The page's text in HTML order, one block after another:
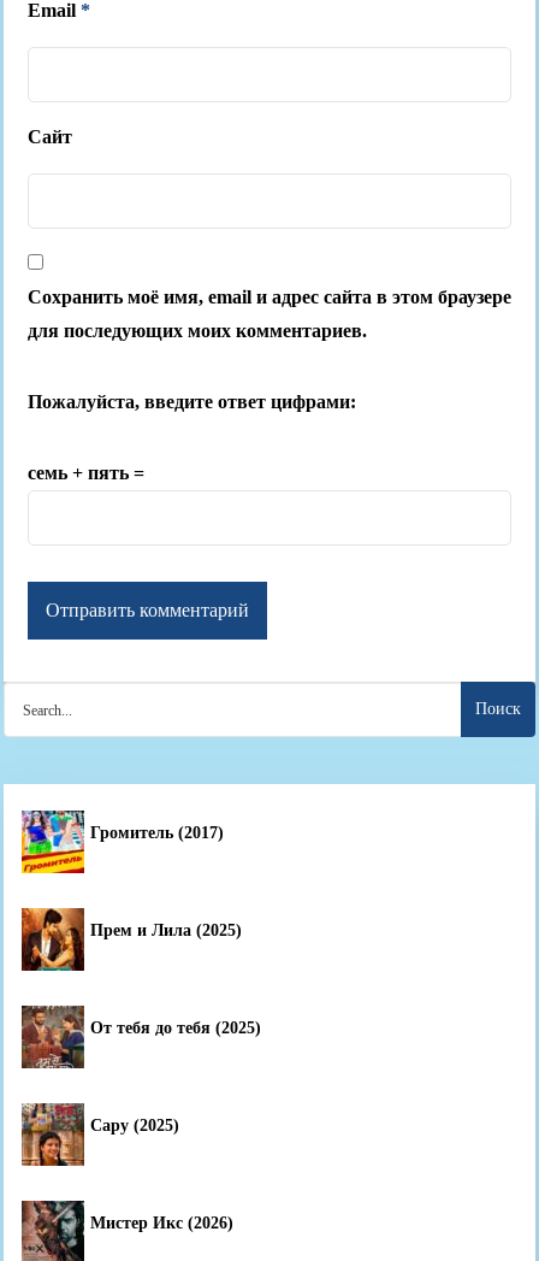
Email *
Сайт
Сохранить моё имя, email и адрес сайта в этом браузере
для последующих моих комментариев.
Пожалуйста, введите ответ цифрами:
семь + пять =
for:
Громитель (2017)
Прем и Лила (2025)
От тебя до тебя (2025)
Сару (2025)
Мистер Икс (2026)